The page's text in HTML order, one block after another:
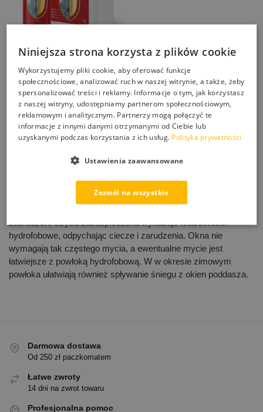
NANOBAUER GLASS nano
impregnat do ochrony szkła
okien i fasad szklanych
423,00zł – 8366,00 zł
Wybierz opcje
zabrudzeniami? Mamy na to sposób, preparaty do
hydrofobizacji szkła, okien, fasad i innych elementów
zabrudzeń. Szyba zabezpieczona wykazuje właściwości
hydrofobowe, odpychając ciecze i zarudzenia. Okna nie
wymagają tak częstego mycia, a ewentualne mycie jest
łatwiejsze z powłoką hydrofobową. W w okresie zimowym
powłoka ułatwiają również spływanie śniegu z okien poddasza.
Darmowa dostawa
Od 250 zł paczkomatem
Łatwe zwroty
14 dni na zwrot towaru
Profesjonalna pomoc
Niniejsza strona korzysta z plików cookie
Wykorzystujemy pliki cookie, aby oferować funkcje
społecznościowe, analizować ruch w naszej witrynie, a także, żeby
spersonalizować treści i reklamy. Informacje o tym, jak korzystasz
z naszej witryny, udostępniamy partnerom społecznościowym,
reklamowym i analitycznym. Partnerzy mogą połączyć te
informacje z innymi danymi otrzymanymi od Ciebie lub
uzyskanymi podczas korzystania z ich usług. Polityka prywatności
Zezwól na wszystkie
Ustawienia zaawansowane